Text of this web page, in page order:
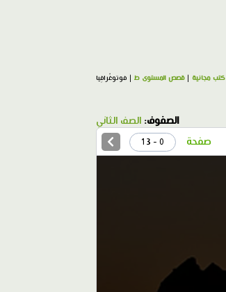
كتب مجانية |قصص المستوى ط | فوتوغْرافِيا
الصفوف: الصف الثاني
صفحة 0 - 13